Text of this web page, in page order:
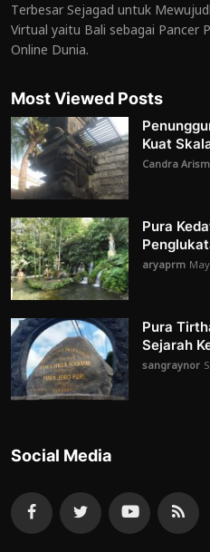
Terbesar Sejagad untuk
Virtual yaitu Bali sebagai Pancer
Online Dunia.
Most Viewed Posts
Kuat
Candra
Pura
aryaprm
Pura
Sejarah
sangraynor
Social Media